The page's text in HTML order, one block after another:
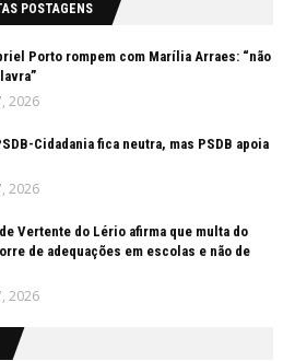
POSTAGENS
Porto rompem com Marília Arraes: “não
2026
Cidadania fica neutra, mas PSDB apoia
2026
Vertente do Lério afirma que multa do
de adequações em escolas e não de
2026